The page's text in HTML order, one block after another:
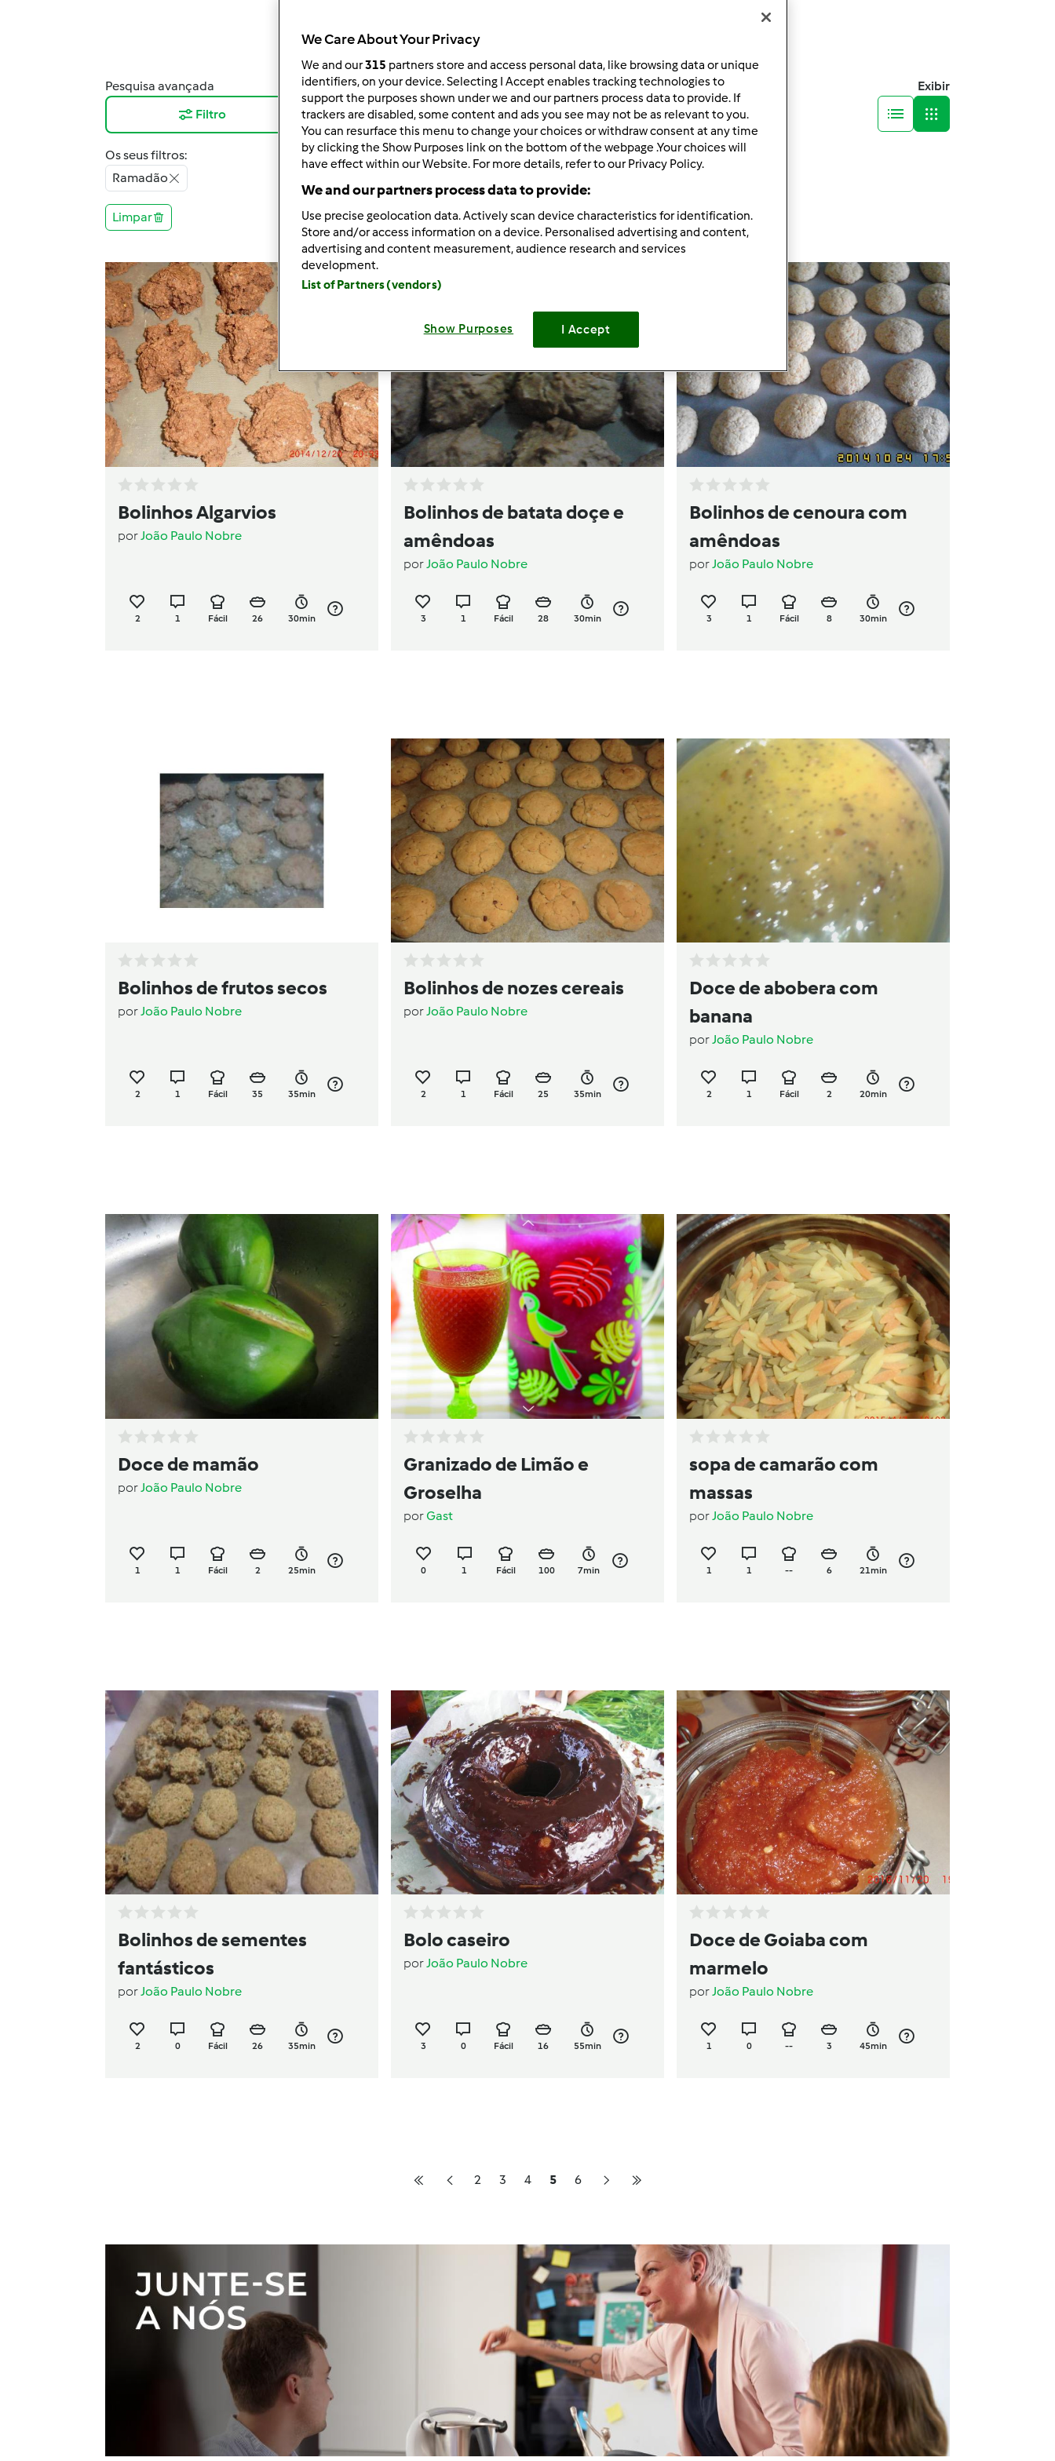
64
Pesquisa avançada
Filtro
Resultados por página:
12
Ordenar por:
Predefinido
Exibir
Os seus filtros:
Ramadão
Limpar
Bolinhos Algarvios
porJoão Paulo Nobre
2 1 Fácil 26 30min
Bolinhos de batata doçe e
amêndoas
porJoão Paulo Nobre
3 1 Fácil 28 30min
Bolinhos de cenoura com
amêndoas
porJoão Paulo Nobre
3 1 Fácil 8 30min
Bolinhos de frutos secos
porJoão Paulo Nobre
2 1 Fácil 35 35min
Bolinhos de nozes cereais
porJoão Paulo Nobre
2 1 Fácil 25 35min
Doce de abobera com
banana
porJoão Paulo Nobre
2 1 Fácil 2 20min
Doce de mamão
porJoão Paulo Nobre
1 1 Fácil 2 25min
Granizado de Limão e
Groselha
porGast
0 1 Fácil 100 7min
sopa de camarão com
massas
porJoão Paulo Nobre
1 1 -- 6 21min
Bolinhos de sementes
fantásticos
porJoão Paulo Nobre
2 0 Fácil 26 35min
Bolo caseiro
porJoão Paulo Nobre
3 0 Fácil 16 55min
Doce de Goiaba com
marmelo
porJoão Paulo Nobre
1 0 -- 3 45min
2 3 4 5 6
We Care About Your Privacy
We and our315 partners store and access personal data, like browsing data or unique
identifiers, on your device. Selecting I Accept enables tracking technologies to
support the purposes shown under we and our partners process data to provide. If
trackers are disabled, some content and ads you see may not be as relevant to you.
You can resurface this menu to change your choices or withdraw consent at any time
by clicking the Show Purposes link on the bottom of the webpage .Your choices will
have effect within our Website. For more details, refer to our Privacy Policy.
We and our partners process data to provide:
Use precise geolocation data. Actively scan device characteristics for identification.
Store and/or access information on a device. Personalised advertising and content,
advertising and content measurement, audience research and services
development.
List of Partners (vendors)
Show Purposes I Accept